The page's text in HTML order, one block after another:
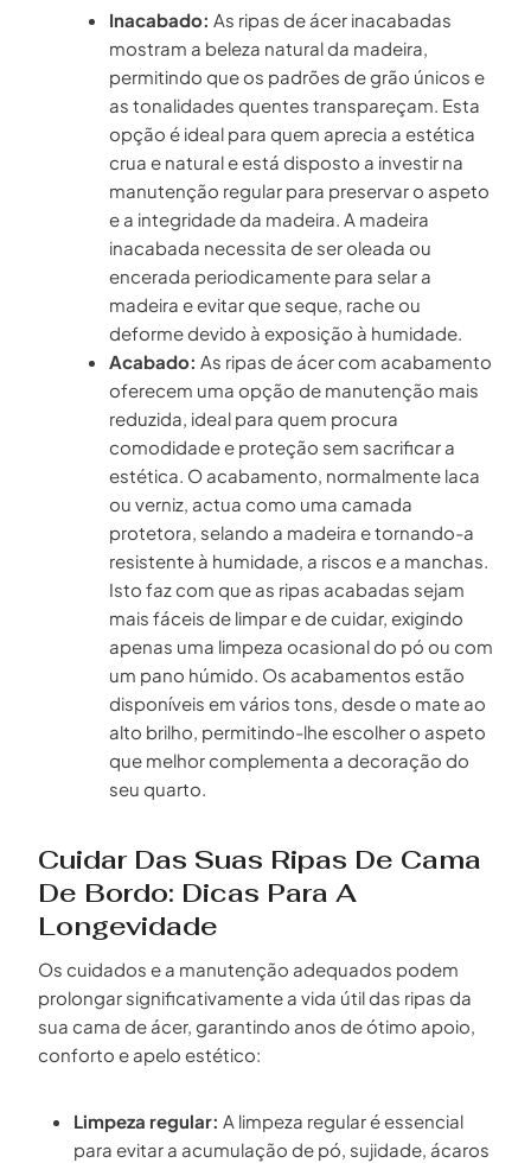
Inacabado: As ripas de ácer inacabadas
mostram a beleza natural da madeira,
permitindo que os padrões de grão únicos e
as tonalidades quentes transpareçam. Esta
opção é ideal para quem aprecia a estética
crua e natural e está disposto a investir na
manutenção regular para preservar o aspeto
e a integridade da madeira. A madeira
inacabada necessita de ser oleada ou
encerada periodicamente para selar a
madeira e evitar que seque, rache ou
deforme devido à exposição à humidade.
Acabado: As ripas de ácer com acabamento
oferecem uma opção de manutenção mais
reduzida, ideal para quem procura
comodidade e proteção sem sacrificar a
estética. O acabamento, normalmente laca
ou verniz, actua como uma camada
protetora, selando a madeira e tornando-a
resistente à humidade, a riscos e a manchas.
Isto faz com que as ripas acabadas sejam
mais fáceis de limpar e de cuidar, exigindo
apenas uma limpeza ocasional do pó ou com
um pano húmido. Os acabamentos estão
disponíveis em vários tons, desde o mate ao
alto brilho, permitindo-lhe escolher o aspeto
que melhor complementa a decoração do
seu quarto.
Cuidar Das Suas Ripas De Cama
De Bordo: Dicas Para A
Longevidade
Os cuidados e a manutenção adequados podem
prolongar significativamente a vida útil das ripas da
sua cama de ácer, garantindo anos de ótimo apoio,
conforto e apelo estético:
Limpeza regular: A limpeza regular é essencial
para evitar a acumulação de pó, sujidade, ácaros